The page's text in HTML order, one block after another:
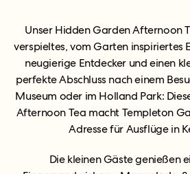
Unser Hidden Garden Afternoon
verspieltes, vom Garten inspiriertes
neugierige Entdecker und einen
perfekte Abschluss nach einem
Museum oder im Holland Park:
Afternoon Tea macht Templeton
Adresse für Ausflüge in
Die kleinen Gäste genießen